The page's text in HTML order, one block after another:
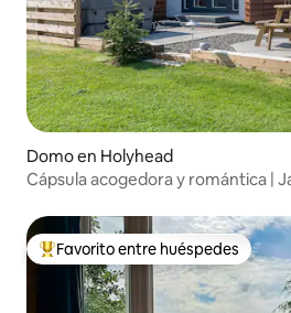
Domo en Holyhead
Cápsula acogedora y romántica |
De los mejores en Favorito entre
Favorito entre huéspedes